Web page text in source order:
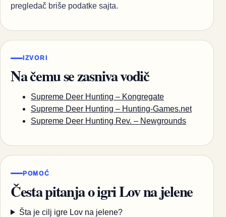
pregledač briše podatke sajta.
IZVORI
Na čemu se zasniva vodič
Supreme Deer Hunting – Kongregate
Supreme Deer Hunting – Hunting-Games.net
Supreme Deer Hunting Rev. – Newgrounds
POMOĆ
Česta pitanja o igri Lov na jelene
Šta je cilj igre Lov na jelene?